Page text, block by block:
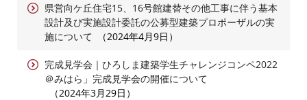
県営向ケ丘住宅15、16号館建替その他工事に伴う基本
設計及び実施設計委託の公募型建築プロポーザルの実
施について
2024年4月9日
完成見学会｜ひろしま建築学生チャレンジコンペ2022
＠みはら」完成見学会の開催について
2024年3月29日